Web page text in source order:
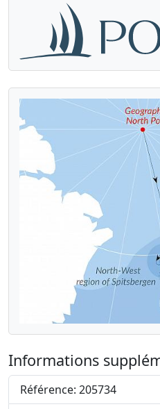
Informations
Référence: 205734